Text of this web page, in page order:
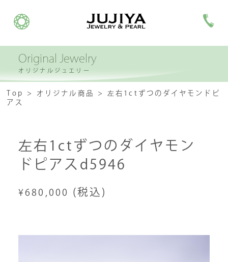
Original Jewelry
オリジナルジュエリー
Top オリジナル商品
左右1ctずつのダイヤモンドピ
アス
左右1ctずつのダイヤモン
ドピアスd5946
¥680,000 (税込)